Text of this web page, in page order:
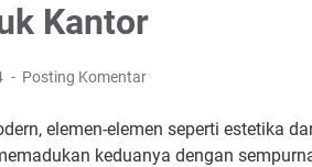
Kantor
Posting Komentar
elemen-elemen seperti estetika
keduanya dengan